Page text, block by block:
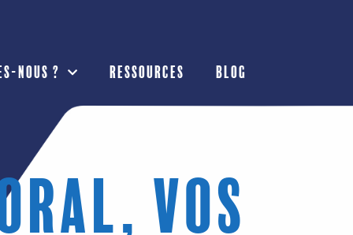
nous ? Ressources Blog
vos